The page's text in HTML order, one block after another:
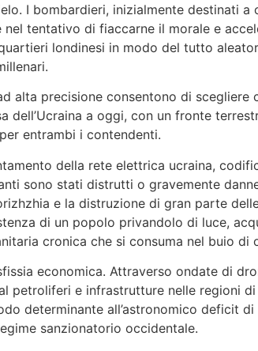
I bombardieri, inizialmente
tentativo di fiaccarne il morale e
londinesi in modo del tutto
alta precisione consentono di scegliere
dell’Ucraina a oggi, con un fronte
entrambi i contendenti.
della rete elettrica ucraina,
sono stati distrutti o gravemente
e la distruzione di gran parte
di un popolo privandolo di luce,
cronica che si consuma nel buio di
economica. Attraverso ondate di
petroliferi e infrastrutture nelle regioni
determinante all’astronomico deficit
sanzionatorio occidentale.